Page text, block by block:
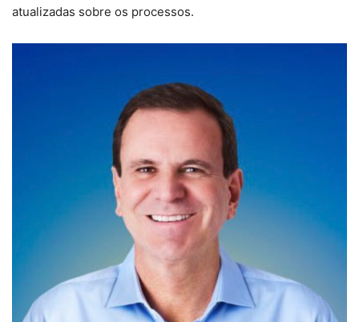
atualizadas sobre os processos.